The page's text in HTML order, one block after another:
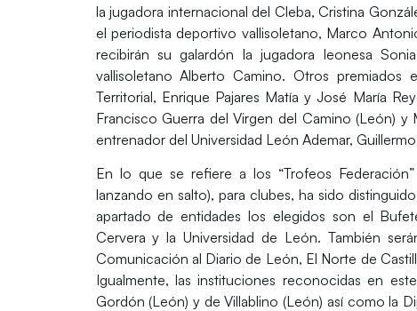
la jugadora internacional del Cleba, Cristina
el periodista deportivo vallisoletano, Marco
recibirán su galardón la jugadora leonesa
vallisoletano Alberto Camino. Otros
Territorial, Enrique Pajares Matía y José María
Francisco Guerra del Virgen del Camino (León)
entrenador del Universidad León Ademar,
En lo que se refiere a los “Trofeos
lanzando en salto), para clubes, ha sido
apartado de entidades los elegidos son el
Cervera y la Universidad de León. También
Comunicación al Diario de León, El Norte de
Igualmente, las instituciones reconocidas en
Gordón (León) y de Villablino (León) así como la